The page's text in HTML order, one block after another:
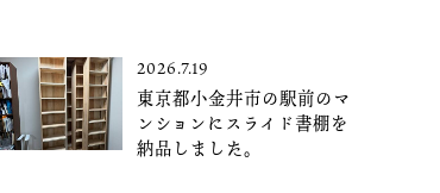
2026.7.19
東京都小金井市の駅前のマ
ンションにスライド書棚を
納品しました。